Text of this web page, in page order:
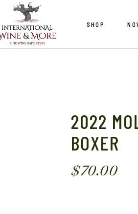
SHOP
2022
BOXER
$70.00